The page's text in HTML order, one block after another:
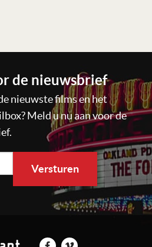
de nieuwsbrief
nieuwste films en het
Meld u nu aan voor de